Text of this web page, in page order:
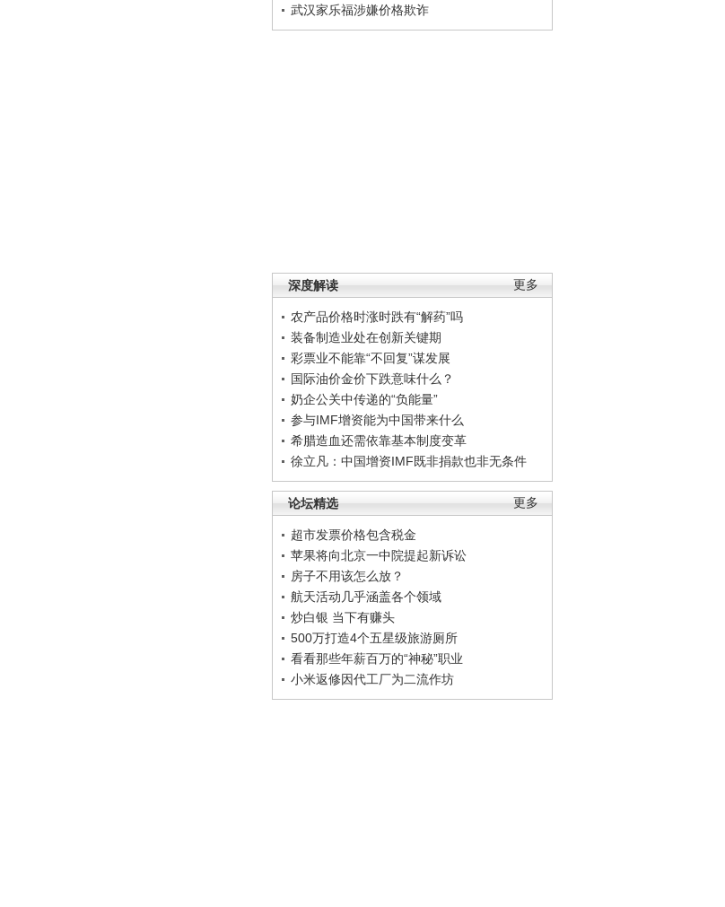
武汉家乐福涉嫌价格欺诈
更多
深度解读
农产品价格时涨时跌有“解药”吗
装备制造业处在创新关键期
彩票业不能靠“不回复”谋发展
国际油价金价下跌意味什么？
奶企公关中传递的“负能量”
参与IMF增资能为中国带来什么
希腊造血还需依靠基本制度变革
徐立凡：中国增资IMF既非捐款也非无条件
更多
论坛精选
超市发票价格包含税金
苹果将向北京一中院提起新诉讼
房子不用该怎么放？
航天活动几乎涵盖各个领域
炒白银 当下有赚头
500万打造4个五星级旅游厕所
看看那些年薪百万的“神秘”职业
小米返修因代工厂为二流作坊